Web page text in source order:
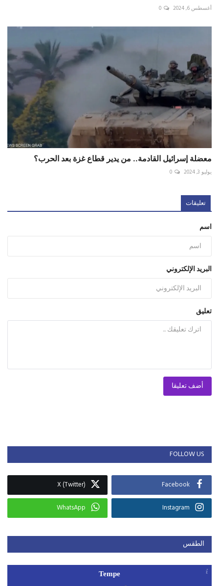
أغسطس 6, 2024 0
معضلة إسرائيل القادمة.. من يدير قطاع ​​غزة بعد الحرب؟
يوليو 3, 2024 0
تعليقات
اسم
البريد الإلكتروني
تعليق
أضف تعليقا
FOLLOW US
Facebook
X (Twitter)
Instagram
WhatsApp
الطقس
Tempe